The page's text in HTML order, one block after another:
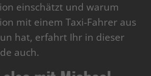
einschätzt und warum
mit einem Taxi-Fahrer aus
hat, erfahrt Ihr in dieser
auch.